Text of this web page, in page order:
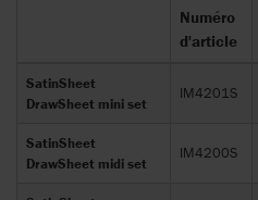
Numéro
d'article
SatinSheet
DrawSheet mini set
IM4201S
SatinSheet
DrawSheet midi set
IM4200S